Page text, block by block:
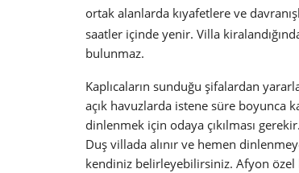
ortak alanlarda kıyafetlere ve
saatler içinde yenir. Villa
bulunmaz.
Kaplıcaların sunduğu şifalardan
açık havuzlarda istene süre boyunca
dinlenmek için odaya çıkılması
Duş villada alınır ve hemen
kendiniz belirleyebilirsiniz. Afyon